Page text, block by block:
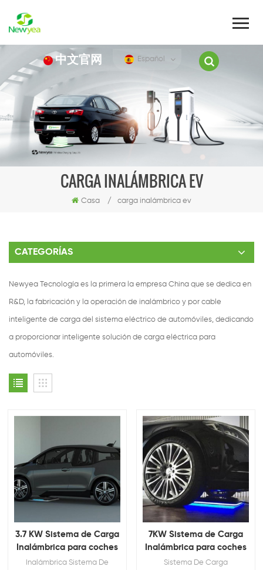
中文官网 Español
CARGA INALÁMBRICA EV
Casa / carga inalámbrica ev
CATEGORÍAS
Newyea Tecnología es la primera la empresa China que se dedica en
R&D, la fabricación y la operación de inalámbrico y por cable
inteligente de carga del sistema eléctrico de automóviles, dedicando
a proporcionar inteligente solución de carga eléctrica para
automóviles.
3.7 KW Sistema de Carga
Inalámbrica para coches
Inalámbrica Sistema De
7KW Sistema de Carga
Inalámbrica para coches
Sistema De Carga